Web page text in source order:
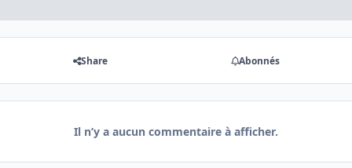
Share Abonnés
Il n’y a aucun commentaire à afficher.